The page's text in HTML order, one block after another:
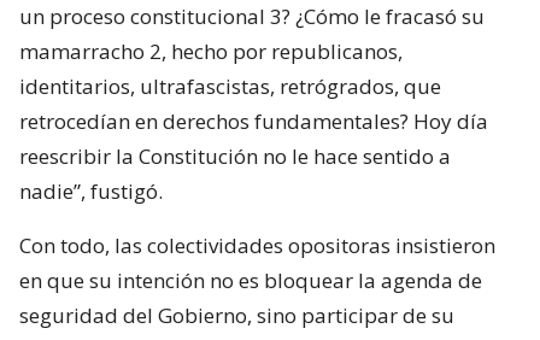
un proceso constitucional 3? ¿Cómo le fracasó su
mamarracho 2, hecho por republicanos,
identitarios, ultrafascistas, retrógrados, que
retrocedían en derechos fundamentales? Hoy día
reescribir la Constitución no le hace sentido a
nadie”, fustigó.
Con todo, las colectividades opositoras insistieron
en que su intención no es bloquear la agenda de
seguridad del Gobierno, sino participar de su